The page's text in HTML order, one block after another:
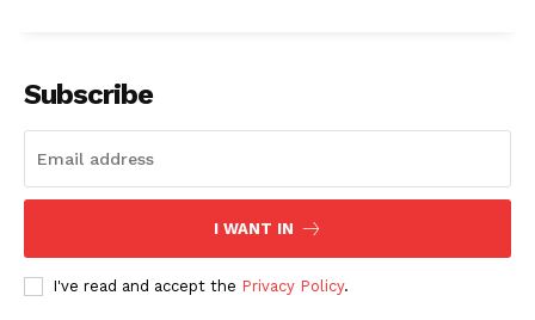
Subscribe
I WANT IN
I've read and accept the Privacy Policy.